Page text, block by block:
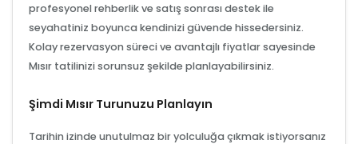
profesyonel rehberlik ve satış sonrası destek ile
seyahatiniz boyunca kendinizi güvende hissedersiniz.
Kolay rezervasyon süreci ve avantajlı fiyatlar sayesinde
Mısır tatilinizi sorunsuz şekilde planlayabilirsiniz.
Şimdi Mısır Turunuzu Planlayın
Tarihin izinde unutulmaz bir yolculuğa çıkmak istiyorsanız